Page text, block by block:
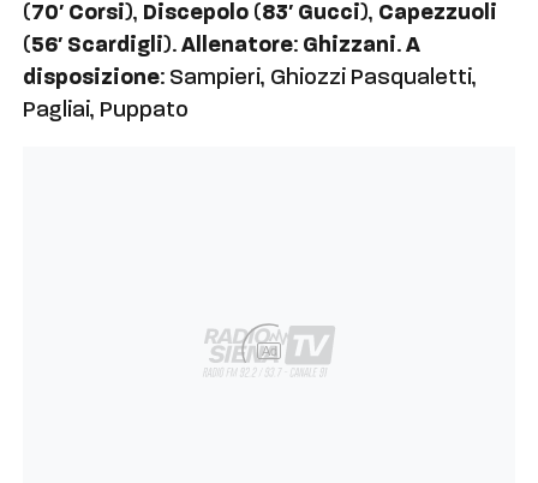
(70′ Corsi), Discepolo (83′ Gucci), Capezzuoli
(56′ Scardigli).Allenatore: Ghizzani.A
disposizione: Sampieri, Ghiozzi Pasqualetti,
Pagliai, Puppato
Ad